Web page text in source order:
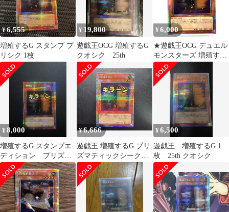
¥6,555
増殖するG スタンプ プ
リシク 1枚
¥ 19,800
遊戯王OCG 増殖するG
クオシク 25th
¥ 6,000
★遊戯王OCG デュエル
モンスターズ 増殖する
G プリシク スタンプエ
ディション LPST-JP007
トレカ 中古★007648
¥8,000
増殖するG スタンプエ
ディション プリズマ
ティックシークレット
レア
¥6,666
遊戯王 増殖するG プリ
ズマティックシークレ
ット
¥6,500
遊戯王 増殖するG 1
枚 25th クオシク